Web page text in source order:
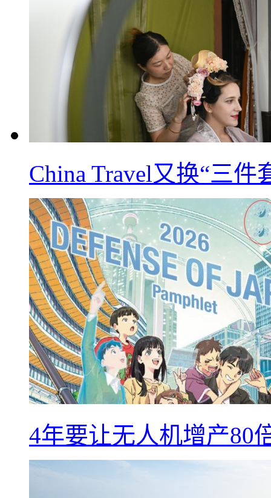
China Travel又换“三
4年要让无人机增产80